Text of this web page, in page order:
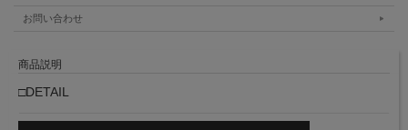
お問い合わせ
商品説明
□DETAIL